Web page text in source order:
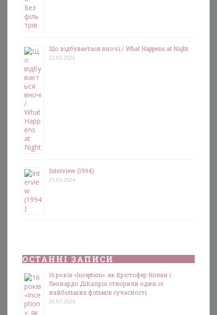
Що відбувається вночі / What Happens at Night
22.03.2026
Interview (1994)
21.05.2024
ОСТАННІ ЗАПИСИ
16 років «Inception»: як Крістофер Нолан і
Леонардо ДіКапріо створили один із
найбільших фільмів сучасності
20.07.2026